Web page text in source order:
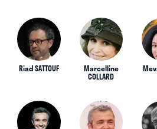
Riad SATTOUF Marcelline
COLLARD